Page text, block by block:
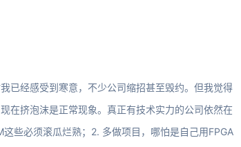
已经感受到寒意，不少公司缩招甚至毁约。但我觉得
在挤泡沫是正常现象。真正有技术实力的公司依然在
些必须滚瓜烂熟；2. 多做项目，哪怕是自己用FPGA